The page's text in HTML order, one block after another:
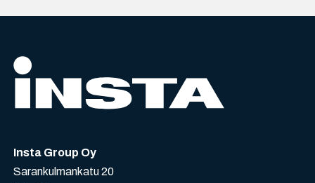
Insta Group Oy
Sarankulmankatu 20